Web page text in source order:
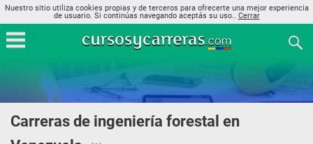
Nuestro sitio utiliza cookies propias y de terceros para ofrecerte una mejor experiencia
de usuario. Si continúas navegando aceptás su uso.. Cerrar
Carreras de ingeniería forestal en